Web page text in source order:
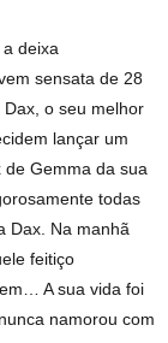
deixa
sensata de 28
o seu melhor
lançar um
Gemma da sua
todas
Dax. Na manhã
feitiço
A sua vida foi
namorou com